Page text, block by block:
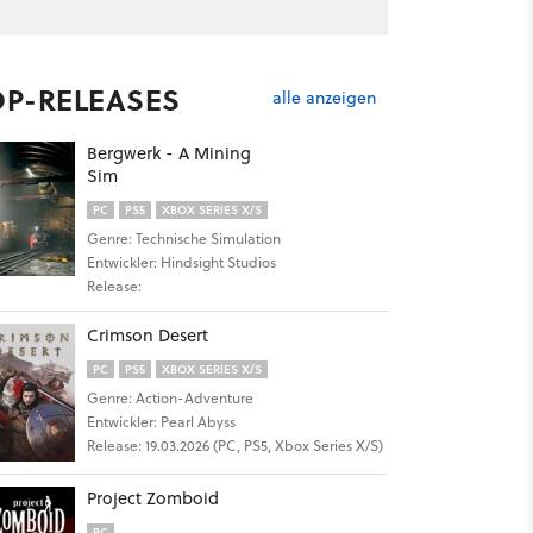
RELEASES alle anzeigen
Bergwerk - A Mining
Sim
PC PS5 XBOX SERIES X/S
Genre: Technische Simulation
Entwickler: Hindsight Studios
Release:
Crimson Desert
PC PS5 XBOX SERIES X/S
Genre: Action-Adventure
Entwickler: Pearl Abyss
Release: 19.03.2026 (PC, PS5, Xbox Series X/S)
Project Zomboid